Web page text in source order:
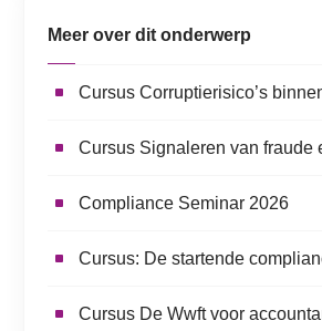
Meer over dit onderwerp
Cursus Corruptierisico’s
Cursus Signaleren van fraude
Compliance Seminar 2026
Cursus: De startende
Cursus De Wwft voor